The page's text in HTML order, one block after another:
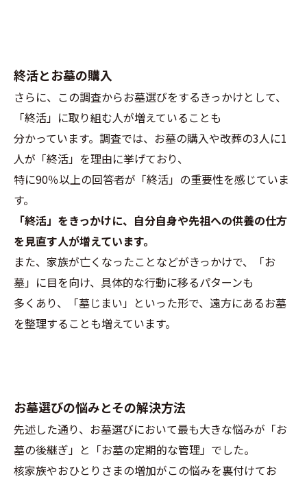
終活とお墓の購入
さらに、この調査からお墓選びをするきっかけとして、
「終活」に取り組む人が増えていることも
分かっています。調査では、お墓の購入や改葬の3人に1
人が「終活」を理由に挙げており、
特に90％以上の回答者が「終活」の重要性を感じていま
す。
「終活」をきっかけに、自分自身や先祖への供養の仕方
を見直す人が増えています。
また、家族が亡くなったことなどがきっかけで、「お
墓」に目を向け、具体的な行動に移るパターンも
多くあり、「墓じまい」といった形で、遠方にあるお墓
を整理することも増えています。
お墓選びの悩みとその解決方法
先述した通り、お墓選びにおいて最も大きな悩みが「お
墓の後継ぎ」と「お墓の定期的な管理」でした。
核家族やおひとりさまの増加がこの悩みを裏付けてお